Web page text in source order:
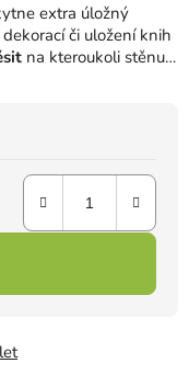
extra úložný
či uložení knih
na kteroukoli stěnu v